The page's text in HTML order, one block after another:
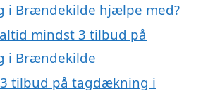
i Brændekilde hjælpe med?
mindst 3 tilbud på
i Brændekilde
tilbud på tagdækning i